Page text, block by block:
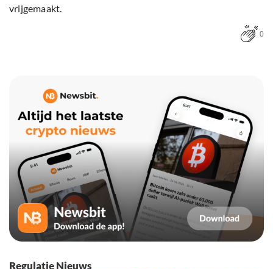
vrijgemaakt.
0
Regulatie Nieuws